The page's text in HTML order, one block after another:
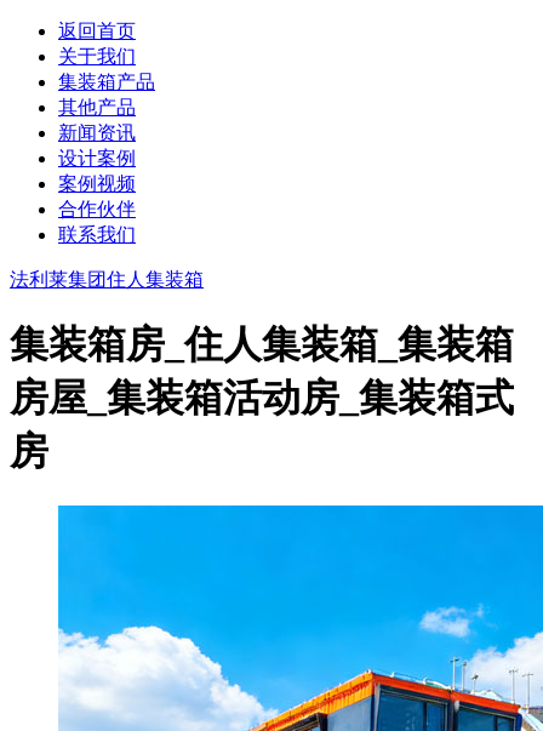
返回首页
关于我们
集装箱产品
其他产品
新闻资讯
设计案例
案例视频
合作伙伴
联系我们
法利莱集团住人集装箱
集装箱房_住人集装箱_集装箱
房屋_集装箱活动房_集装箱式
房